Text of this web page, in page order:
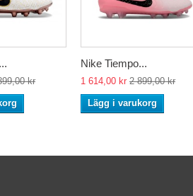
kr
Nike Tiempo...
1 614,00 kr 2 899,00 kr
Lägg i varukorg